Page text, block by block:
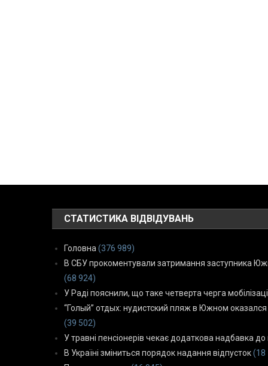
СТАТИСТИКА ВІДВІДУВАНЬ
Головна (376 989)
В СБУ прокоментували затримання заступника
(68 924)
У Раді пояснили, що таке четверта черга
“Голый” отдых: нудистский пляж в Южном
(39 502)
У травні пенсіонерів чекає додаткова надбавка до
В Україні зміниться порядок надання відпусток (18